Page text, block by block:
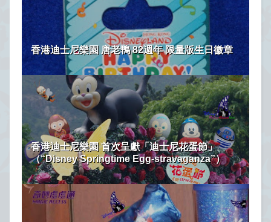
香港迪士尼樂園 唐老鴨 82週年 限量版生日徽章
香港迪士尼樂園 首次呈獻「迪士尼花蛋節」
（“Disney Springtime Egg-stravaganza”）